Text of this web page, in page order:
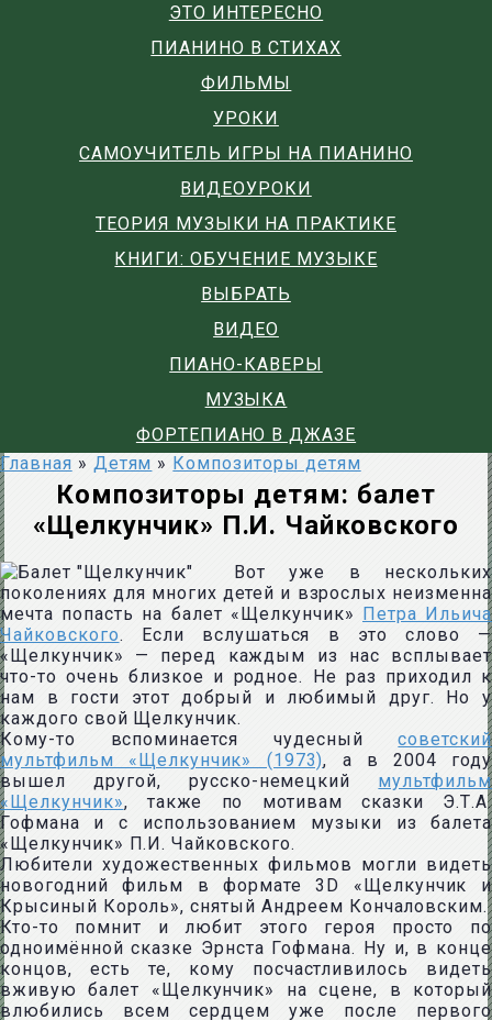
ЭТО ИНТЕРЕСНО
ПИАНИНО В СТИХАХ
ФИЛЬМЫ
УРОКИ
САМОУЧИТЕЛЬ ИГРЫ НА ПИАНИНО
ВИДЕОУРОКИ
ТЕОРИЯ МУЗЫКИ НА ПРАКТИКЕ
КНИГИ: ОБУЧЕНИЕ МУЗЫКЕ
ВЫБРАТЬ
ВИДЕО
ПИАНО-КАВЕРЫ
МУЗЫКА
ФОРТЕПИАНО В ДЖАЗЕ
Главная » Детям » Композиторы детям
Композиторы детям: балет
«Щелкунчик» П.И. Чайковского
Вот уже в нескольких
поколениях для многих детей и взрослых неизменна
мечта попасть на балет «Щелкунчик» Петра Ильича
Чайковского. Если вслушаться в это слово —
«Щелкунчик» — перед каждым из нас всплывает
что-то очень близкое и родное. Не раз приходил к
нам в гости этот добрый и любимый друг. Но у
каждого свой Щелкунчик.
Кому-то вспоминается чудесныйсоветский
мультфильм «Щелкунчик» (1973), а в 2004 году
вышел другой, русско-немецкий мультфильм
«Щелкунчик», также по мотивам сказки Э.Т.А.
Гофмана и с использованием музыки из балета
«Щелкунчик» П.И. Чайковского.
Любители художественных фильмов могли видеть
новогодний фильм в формате 3D «Щелкунчик и
Крысиный Король», снятый Андреем Кончаловским.
Кто-то помнит и любит этого героя просто по
одноимённой сказке Эрнста Гофмана. Ну и, в конце
концов, есть те, кому посчастливилось видеть
вживую балет «Щелкунчик» на сцене, в который
влюбились всем сердцем уже после первого